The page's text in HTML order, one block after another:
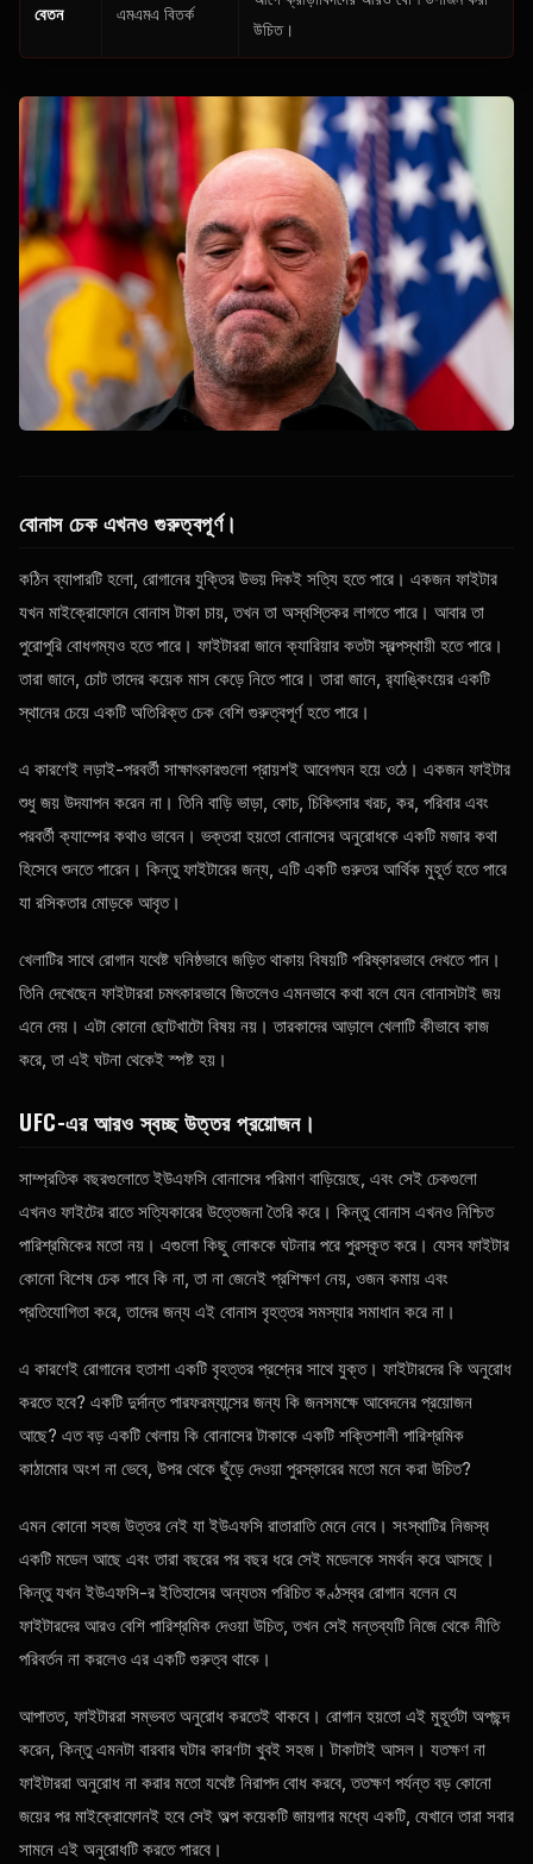
বেতন এমএমএ বিতর্ক
উচিত।
বোনাস চেক এখনও গুরুত্বপূর্ণ।
কঠিন ব্যাপারটি হলো, রোগানের যুক্তির উভয় দিকই সত্যি হতে পারে। একজন ফাইটার
যখন মাইক্রোফোনে বোনাস টাকা চায়, তখন তা অস্বস্তিকর লাগতে পারে। আবার তা
পুরোপুরি বোধগম্যও হতে পারে। ফাইটাররা জানে ক্যারিয়ার কতটা স্বল্পস্থায়ী হতে পারে।
তারা জানে, চোট তাদের কয়েক মাস কেড়ে নিতে পারে। তারা জানে, র‍্যাঙ্কিংয়ের একটি
স্থানের চেয়ে একটি অতিরিক্ত চেক বেশি গুরুত্বপূর্ণ হতে পারে।
এ কারণেই লড়াই-পরবর্তী সাক্ষাৎকারগুলো প্রায়শই আবেগঘন হয়ে ওঠে। একজন ফাইটার
শুধু জয় উদযাপন করেন না। তিনি বাড়ি ভাড়া, কোচ, চিকিৎসার খরচ, কর, পরিবার এবং
পরবর্তী ক্যাম্পের কথাও ভাবেন। ভক্তরা হয়তো বোনাসের অনুরোধকে একটি মজার কথা
হিসেবে শুনতে পারেন। কিন্তু ফাইটারের জন্য, এটি একটি গুরুতর আর্থিক মুহূর্ত হতে পারে
যা রসিকতার মোড়কে আবৃত।
খেলাটির সাথে রোগান যথেষ্ট ঘনিষ্ঠভাবে জড়িত থাকায় বিষয়টি পরিষ্কারভাবে দেখতে পান।
তিনি দেখেছেন ফাইটাররা চমৎকারভাবে জিতলেও এমনভাবে কথা বলে যেন বোনাসটাই জয়
এনে দেয়। এটা কোনো ছোটখাটো বিষয় নয়। তারকাদের আড়ালে খেলাটি কীভাবে কাজ
করে, তা এই ঘটনা থেকেই স্পষ্ট হয়।
UFC-এর আরও স্বচ্ছ উত্তর প্রয়োজন।
সাম্প্রতিক বছরগুলোতে ইউএফসি বোনাসের পরিমাণ বাড়িয়েছে, এবং সেই চেকগুলো
এখনও ফাইটের রাতে সত্যিকারের উত্তেজনা তৈরি করে। কিন্তু বোনাস এখনও নিশ্চিত
পারিশ্রমিকের মতো নয়। এগুলো কিছু লোককে ঘটনার পরে পুরস্কৃত করে। যেসব ফাইটার
কোনো বিশেষ চেক পাবে কি না, তা না জেনেই প্রশিক্ষণ নেয়, ওজন কমায় এবং
প্রতিযোগিতা করে, তাদের জন্য এই বোনাস বৃহত্তর সমস্যার সমাধান করে না।
এ কারণেই রোগানের হতাশা একটি বৃহত্তর প্রশ্নের সাথে যুক্ত। ফাইটারদের কি অনুরোধ
করতে হবে? একটি দুর্দান্ত পারফরম্যান্সের জন্য কি জনসমক্ষে আবেদনের প্রয়োজন
আছে? এত বড় একটি খেলায় কি বোনাসের টাকাকে একটি শক্তিশালী পারিশ্রমিক
কাঠামোর অংশ না ভেবে, উপর থেকে ছুঁড়ে দেওয়া পুরস্কারের মতো মনে করা উচিত?
এমন কোনো সহজ উত্তর নেই যা ইউএফসি রাতারাতি মেনে নেবে। সংস্থাটির নিজস্ব
একটি মডেল আছে এবং তারা বছরের পর বছর ধরে সেই মডেলকে সমর্থন করে আসছে।
কিন্তু যখন ইউএফসি-র ইতিহাসের অন্যতম পরিচিত কণ্ঠস্বর রোগান বলেন যে
ফাইটারদের আরও বেশি পারিশ্রমিক দেওয়া উচিত, তখন সেই মন্তব্যটি নিজে থেকে নীতি
পরিবর্তন না করলেও এর একটি গুরুত্ব থাকে।
আপাতত, ফাইটাররা সম্ভবত অনুরোধ করতেই থাকবে। রোগান হয়তো এই মুহূর্তটা অপছন্দ
করেন, কিন্তু এমনটা বারবার ঘটার কারণটা খুবই সহজ। টাকাটাই আসল। যতক্ষণ না
ফাইটাররা অনুরোধ না করার মতো যথেষ্ট নিরাপদ বোধ করবে, ততক্ষণ পর্যন্ত বড় কোনো
জয়ের পর মাইক্রোফোনই হবে সেই অল্প কয়েকটি জায়গার মধ্যে একটি, যেখানে তারা সবার
সামনে এই অনুরোধটি করতে পারবে।